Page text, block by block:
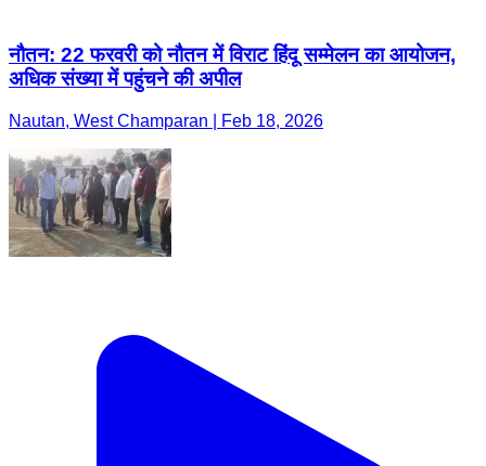
नौतन: 22 फरवरी को नौतन में विराट हिंदू सम्मेलन का आयोजन,
अधिक संख्या में पहुंचने की अपील
Nautan, West Champaran | Feb 18, 2026